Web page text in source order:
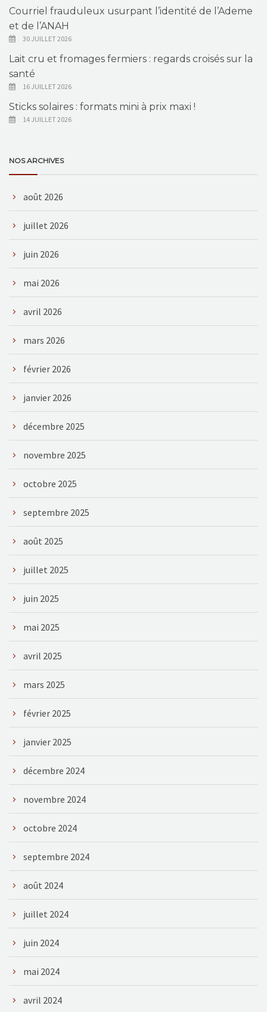
Courriel frauduleux usurpant l’identité de l’Ademe
et de l’ANAH
30 JUILLET 2026
Lait cru et fromages fermiers : regards croisés sur la
santé
16 JUILLET 2026
Sticks solaires : formats mini à prix maxi !
14 JUILLET 2026
NOS ARCHIVES
août 2026
juillet 2026
juin 2026
mai 2026
avril 2026
mars 2026
février 2026
janvier 2026
décembre 2025
novembre 2025
octobre 2025
septembre 2025
août 2025
juillet 2025
juin 2025
mai 2025
avril 2025
mars 2025
février 2025
janvier 2025
décembre 2024
novembre 2024
octobre 2024
septembre 2024
août 2024
juillet 2024
juin 2024
mai 2024
avril 2024